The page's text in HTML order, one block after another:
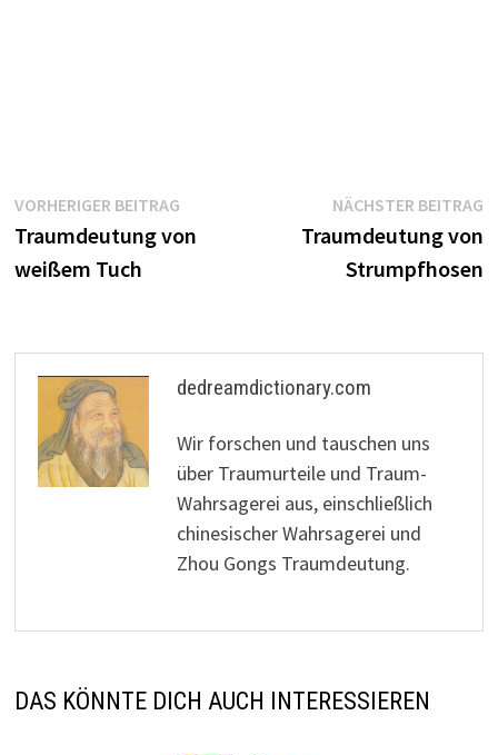
Beitragsnavigation
VORHERIGER BEITRAGVorheriger
Beitrag:
Traumdeutung von
weißem Tuch
NÄCHSTER BEITRAG
Traumdeutung von
Strumpfhosen
dedreamdictionary.com
Wir forschen und tauschen uns
über Traumurteile und Traum-
Wahrsagerei aus, einschließlich
chinesischer Wahrsagerei und
Zhou Gongs Traumdeutung.
DAS KÖNNTE DICH AUCH INTERESSIEREN